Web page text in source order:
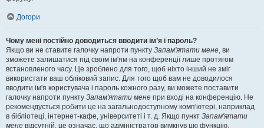
Догори
Чому мені постійно доводиться вводити ім’я і пароль?
Якщо ви не ставите галочку напроти пункту Запам'ятати мене, ви
зможете залишатися під своїм ім'ям на конференції лише протягом
встановленого часу. Це зроблено для того, щоб ніхто інший не зміг
використати ваш обліковий запис. Для того щоб вам не доводилося
вводити ім'я користувача і пароль кожного разу, ви можете поставити
галочку напроти пункту Запам'ятати мене при вході на конференцію. Не
рекомендується робити це на загальнодоступному комп'ютері, наприклад
в бібліотеці, інтернет-кафе, університеті і т. д. Якщо пункт Запам'ятати
мене відсутній, це означає, що адміністратор вимкнув цю функцію.